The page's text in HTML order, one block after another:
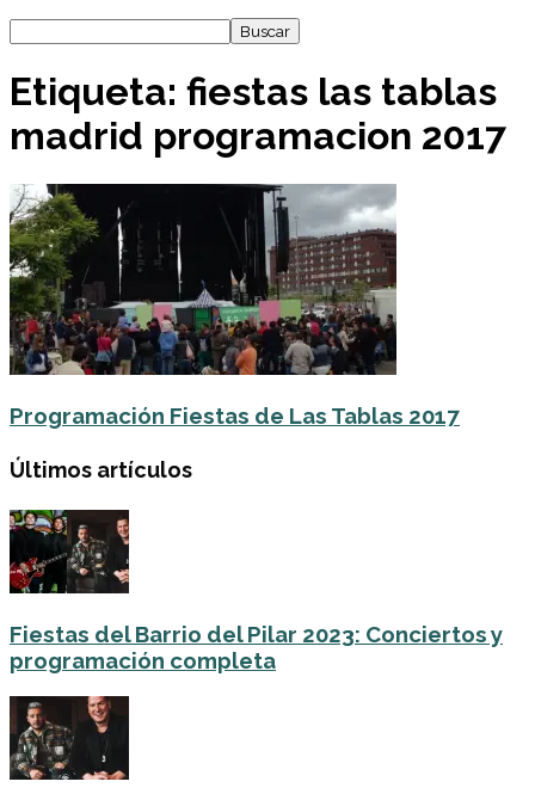
Etiqueta: fiestas las tablas
madrid programacion 2017
Programación Fiestas de Las Tablas 2017
Últimos artículos
Fiestas del Barrio del Pilar 2023: Conciertos y
programación completa